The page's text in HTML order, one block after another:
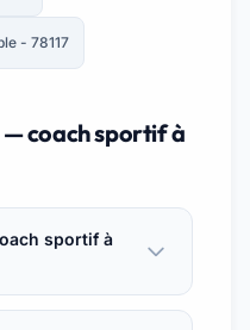
- 78117
coach sportif à
sportif à